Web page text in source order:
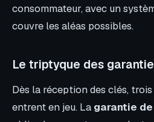
consommateur, avec un
couvre les aléas possibles.
Le triptyque des
Dès la réception des clés,
entrent en jeu. La garantie